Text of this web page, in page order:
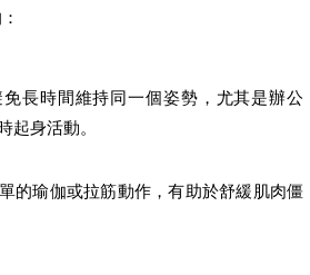
免長時間維持同一個姿勢，尤其是辦公
起身活動。
單的瑜伽或拉筋動作，有助於舒緩肌肉僵